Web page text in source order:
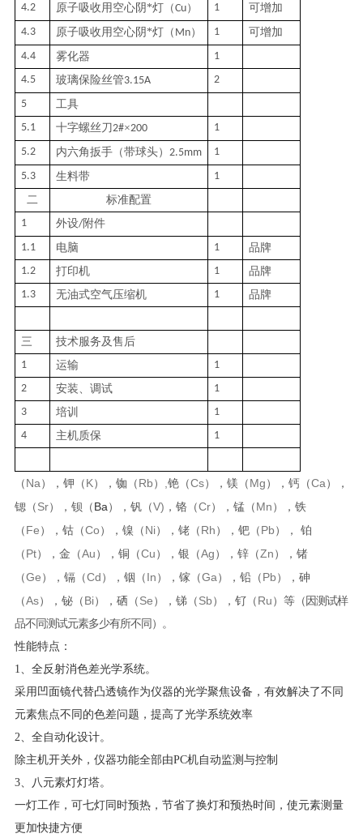
4.2
原子吸收用空心阴 *灯（Cu） 1
可增加
4.3
原子吸收用空心阴 *灯（ Mn） 1
可增加
4.4
雾化器
1
4.5
玻璃保险丝管3.15A
2
5
工具
5.1
十字螺丝刀2#×200
1
5.2
内六角扳手（带球头） 2.5mm
1
5.3
生料带
1
二
标准配置
1
外设/附件
1.1
电脑 1
品牌
1.2
打印机 1
品牌
1.3
无油式空气压缩机 1 品牌
三
技术服务及售后
1
运输
1
2
安装、调试
1
3
培训
1
4
主机质保 1
（ Na ），钾（ K），铷（ Rb） 铯（Cs），镁（ Mg ），钙（Ca ），
锶（ Sr），钡（ Ba ），钒（V) ，铬（Cr），锰（ Mn ），铁
（ Fe ），钴（Co ），镍（ Ni），铑（ Rh ），钯（ Pb），
铂
（ Pt），金（Au ），铜（Cu ），银（Ag ），锌（Zn ），锗
（Ge ），镉（Cd ），铟（ In ），镓（Ga ），铅（ Pb），砷
（As），铋（ Bi），硒（ Se ），锑（ Sb），钌（ Ru ）等（因测试样
品不同测试元素多少有所不同）。
性能特点：
1
、全反射消色差光学系统。
采用凹面镜代替凸透镜作为仪器的光学聚焦设备，有效解决了不同
元素焦点不同的色差问题，提高了光学系统效率
2 、全自动化设计。
除主机开关外，仪器功能全部由PC机自动监测与控制
3、八元素灯灯塔。
一灯工作，可七灯同时预热，节省了换灯和预热时间，使元素测量
更加快捷方便